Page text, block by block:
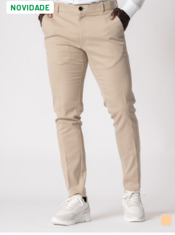
NOVIDADE